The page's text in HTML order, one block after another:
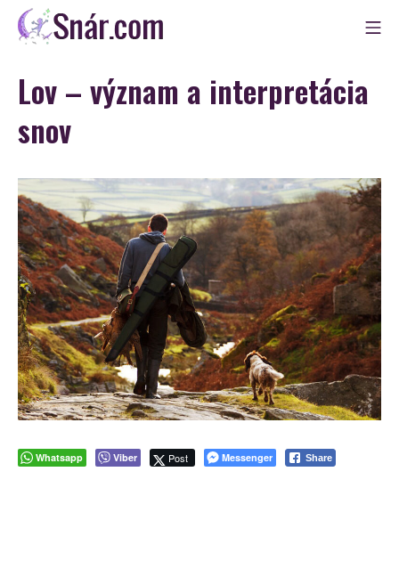
Skip
Snár
Lov – význam a interpretácia
snov
Whatsapp Viber Post Messenger Share